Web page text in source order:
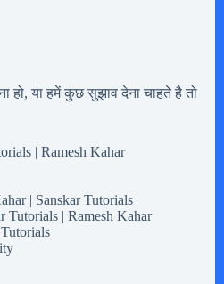
हो, या हमें कुछ सुझाव देना चाहते है तो
| Ramesh Kahar
| Sanskar Tutorials
Tutorials | Ramesh Kahar